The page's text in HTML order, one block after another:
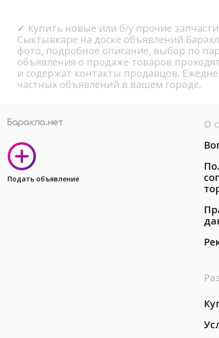
✔ Купить новые или б/у прочие
Сыктывкаре на доске объявлений
фото, подробное описание, выбор по
объявления о продаже товаров
и содержат контакты продавцов.
частных объявлений в вашем городе.
Подать объявление
О